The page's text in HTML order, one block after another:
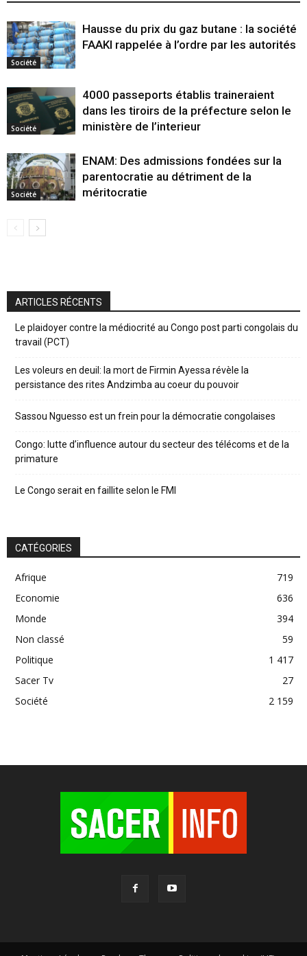
Société
Hausse du prix du gaz butane : la société
FAAKI rappelée à l’ordre par les autorités
Société
4000 passeports établis traineraient
dans les tiroirs de la préfecture selon le
ministère de l’interieur
Société
ENAM: Des admissions fondées sur la
parentocratie au détriment de la
méritocratie
ARTICLES RÉCENTS
Le plaidoyer contre la médiocrité au Congo post parti congolais du
travail (PCT)
Les voleurs en deuil: la mort de Firmin Ayessa révèle la
persistance des rites Andzimba au coeur du pouvoir
Sassou Nguesso est un frein pour la démocratie congolaises
Congo: lutte d’influence autour du secteur des télécoms et de la
primature
Le Congo serait en faillite selon le FMI
CATÉGORIES
Afrique
719
Economie
636
Monde
394
Non classé
59
Politique
1 417
Sacer Tv
27
Société
2 159